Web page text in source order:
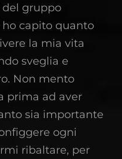
del gruppo
ho capito quanto
la mia vita
sveglia e
Non mento
prima ad aver
sia importante
ogni
ribaltare, per